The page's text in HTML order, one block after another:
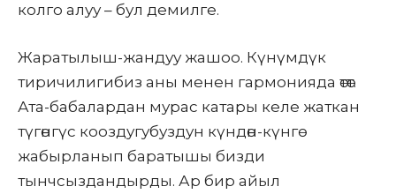
колго алуу – бул демилге.
Жаратылыш-жандуу жашоо. Күнүмдүк
тиричилигибиз аны менен гармонияда өтөт.
Ата-бабалардан мурас катары келе жаткан
түгөнгүс кооздугубуздун күндөн-күнгө
жабырланып баратышы бизди
тынчсыздандырды. Ар бир айыл